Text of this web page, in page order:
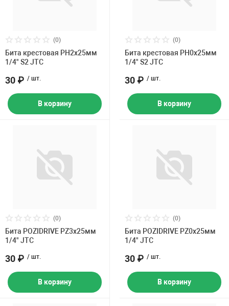
(0)
Бита крестовая PH2х25мм
1/4" S2 JTC
30 ₽ / шт.
В корзину
(0)
Бита крестовая PH0х25мм
1/4" S2 JTC
30 ₽ / шт.
В корзину
(0)
Бита POZIDRIVE PZ3х25мм
1/4" JTC
30 ₽ / шт.
В корзину
(0)
Бита POZIDRIVE PZ0х25мм
1/4" JTC
30 ₽ / шт.
В корзину